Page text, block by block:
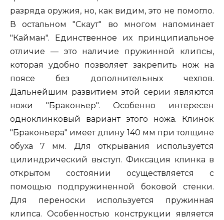
разряда оружия, но, как видим, это не помогло.
В остальном "Скаут" во многом напоминает
"Кайман". Единственное их принципиальное
отличие — это наличие пружинной клипсы,
которая удобно позволяет закрепить нож на
поясе без дополнительных чехлов.
Дальнейшим развитием этой серии являются
ножи "Браконьер". Особенно интересен
одноклинковый вариант этого ножа. Клинок
"Браконьера" имеет длину 140 мм при толщине
обуха 7 мм. Для открывания используется
цилиндрический выступ. Фиксация клинка в
открытом состоянии осуществляется с
помощью подпружиненной боковой стенки.
Для переноски используется пружинная
клипса. Особенностью конструкции является